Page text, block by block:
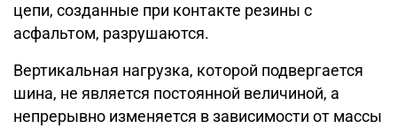
цепи, созданные при контакте резины с
асфальтом, разрушаются.
Вертикальная нагрузка, которой подвергается
шина, не является постоянной величиной, а
непрерывно изменяется в зависимости от массы